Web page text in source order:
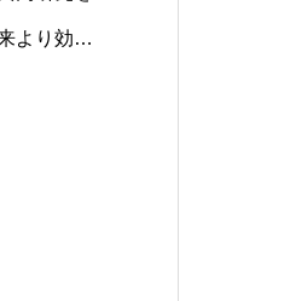
より効率